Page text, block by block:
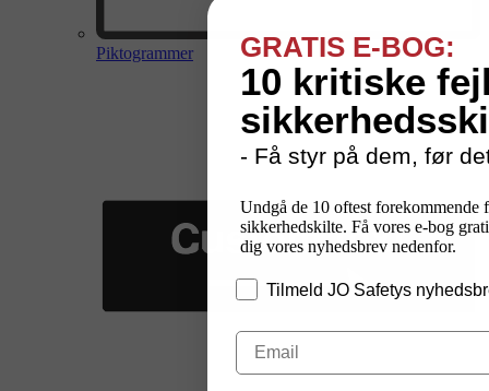
Piktogrammer GRATIS E-BOG:
10 kritiske
- Få styr på dem, før
Undgå de 10 oftest forekommende
sikkerhedskilte. Få vores e-bog
dig vores nyhedsbrev nedenfor.
Tilmeld JO Safetys